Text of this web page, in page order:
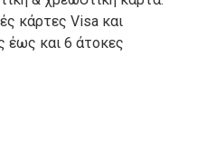
κάρτες Visa και
έως και 6 άτοκες
μέσα από